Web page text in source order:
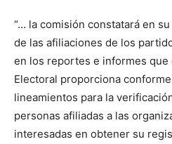
“… la comisión constatará en
de las afiliaciones de los
en los reportes e informes que
Electoral proporciona
lineamientos para la
personas afiliadas a las
interesadas en obtener su